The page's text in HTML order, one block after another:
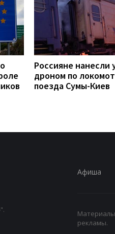
Россияне нанесли
дроном по
поезда Сумы-Киев
Афиша
рекламы.